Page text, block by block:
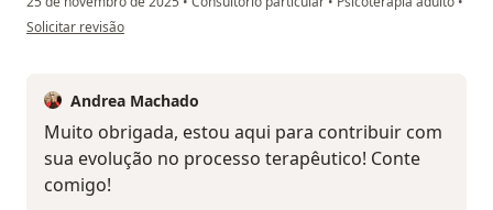
na opinião do utilizador J.M
Solicitar revisão
Andrea Machado
Muito obrigada, estou aqui para contribuir com
sua evolução no processo terapêutico! Conte
comigo!